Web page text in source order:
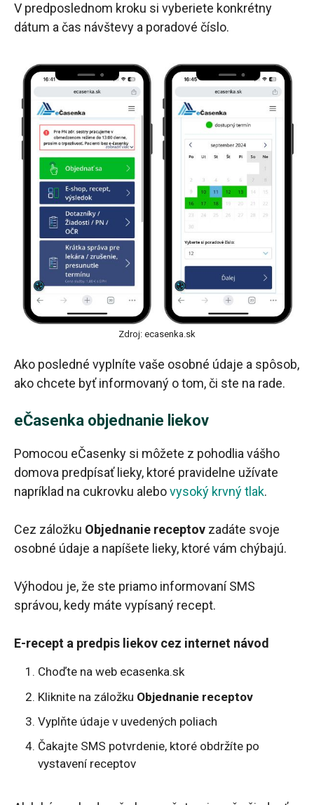
V predposlednom kroku si vyberiete konkrétny
dátum a čas návštevy a poradové číslo.
Zdroj: ecasenka.sk
Ako posledné vyplníte vaše osobné údaje a spôsob,
ako chcete byť informovaný o tom, či ste na rade.
eČasenka objednanie liekov
Pomocou eČasenky si môžete z pohodlia vášho
domova predpísať lieky, ktoré pravidelne užívate
napríklad na cukrovku alebovysoký krvný tlak.
Cez záložku Objednanie receptov zadáte svoje
osobné údaje a napíšete lieky, ktoré vám chýbajú.
Výhodou je, že ste priamo informovaní SMS
správou, kedy máte vypísaný recept.
E-recept a predpis liekov cez internet návod
Choďte na web ecasenka.sk
Kliknite na záložku Objednanie receptov
Vyplňte údaje v uvedených poliach
Čakajte SMS potvrdenie, ktoré obdržíte po
vystavení receptov